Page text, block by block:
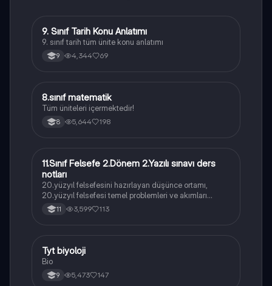
Tarih
9. Sınıf Tarih Konu Anlatımı
9. sınıf tarih tüm ünite konu anlatımı
9 4,344 69
Matematik
8.sınıf matematik
Tüm üniteleri içermektedir!
8 5,644 198
Felsefe
11.Sınıf Felsefe 2.Dönem 2.Yazılı sınavı ders
notları
20.yüzyıl felsefesini hazırlayan düşünce ortamı,
20.yüzyıl felsefesi temel problemleri ve akımları
konularını içermektedir
11 3,599 113
Biyoloji
Tyt biyoloji
Bio
9 5,473 147